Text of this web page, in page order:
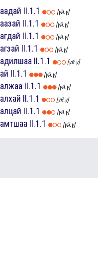
аадай II.1.1 [үй.ү]
аазай II.1.1 [үй.ү]
агдай II.1.1 [үй.ү]
агзай II.1.1 [үй.ү]
адилшаа II.1.1 [үй.ү]
ай II.1.1 [үй.ү]
алжаа II.1.1 [үй.ү]
алхай II.1.1 [үй.ү]
алцай II.1.1 [үй.ү]
амтшаа II.1.1 [үй.ү]